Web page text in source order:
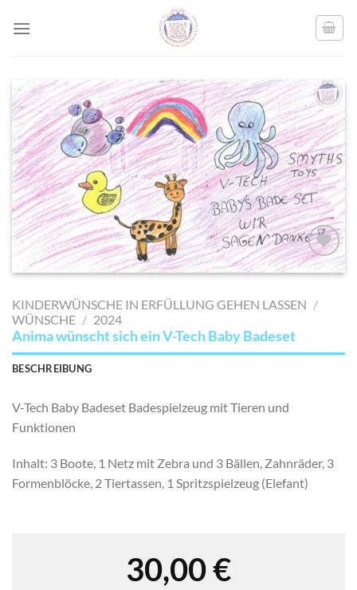
AUF MEINE
SETZEN
KINDERWÜNSCHE IN ERFÜLLUNG GEHEN LASSEN /
WÜNSCHE / 2024
Anima wünscht sich ein V-Tech Baby Badeset
BESCHREIBUNG
V-Tech Baby Badeset Badespielzeug mit Tieren und
Funktionen
Inhalt: 3 Boote, 1 Netz mit Zebra und 3 Bällen, Zahnräder, 3
Formenblöcke, 2 Tiertassen, 1 Spritzspielzeug (Elefant)
30,00€